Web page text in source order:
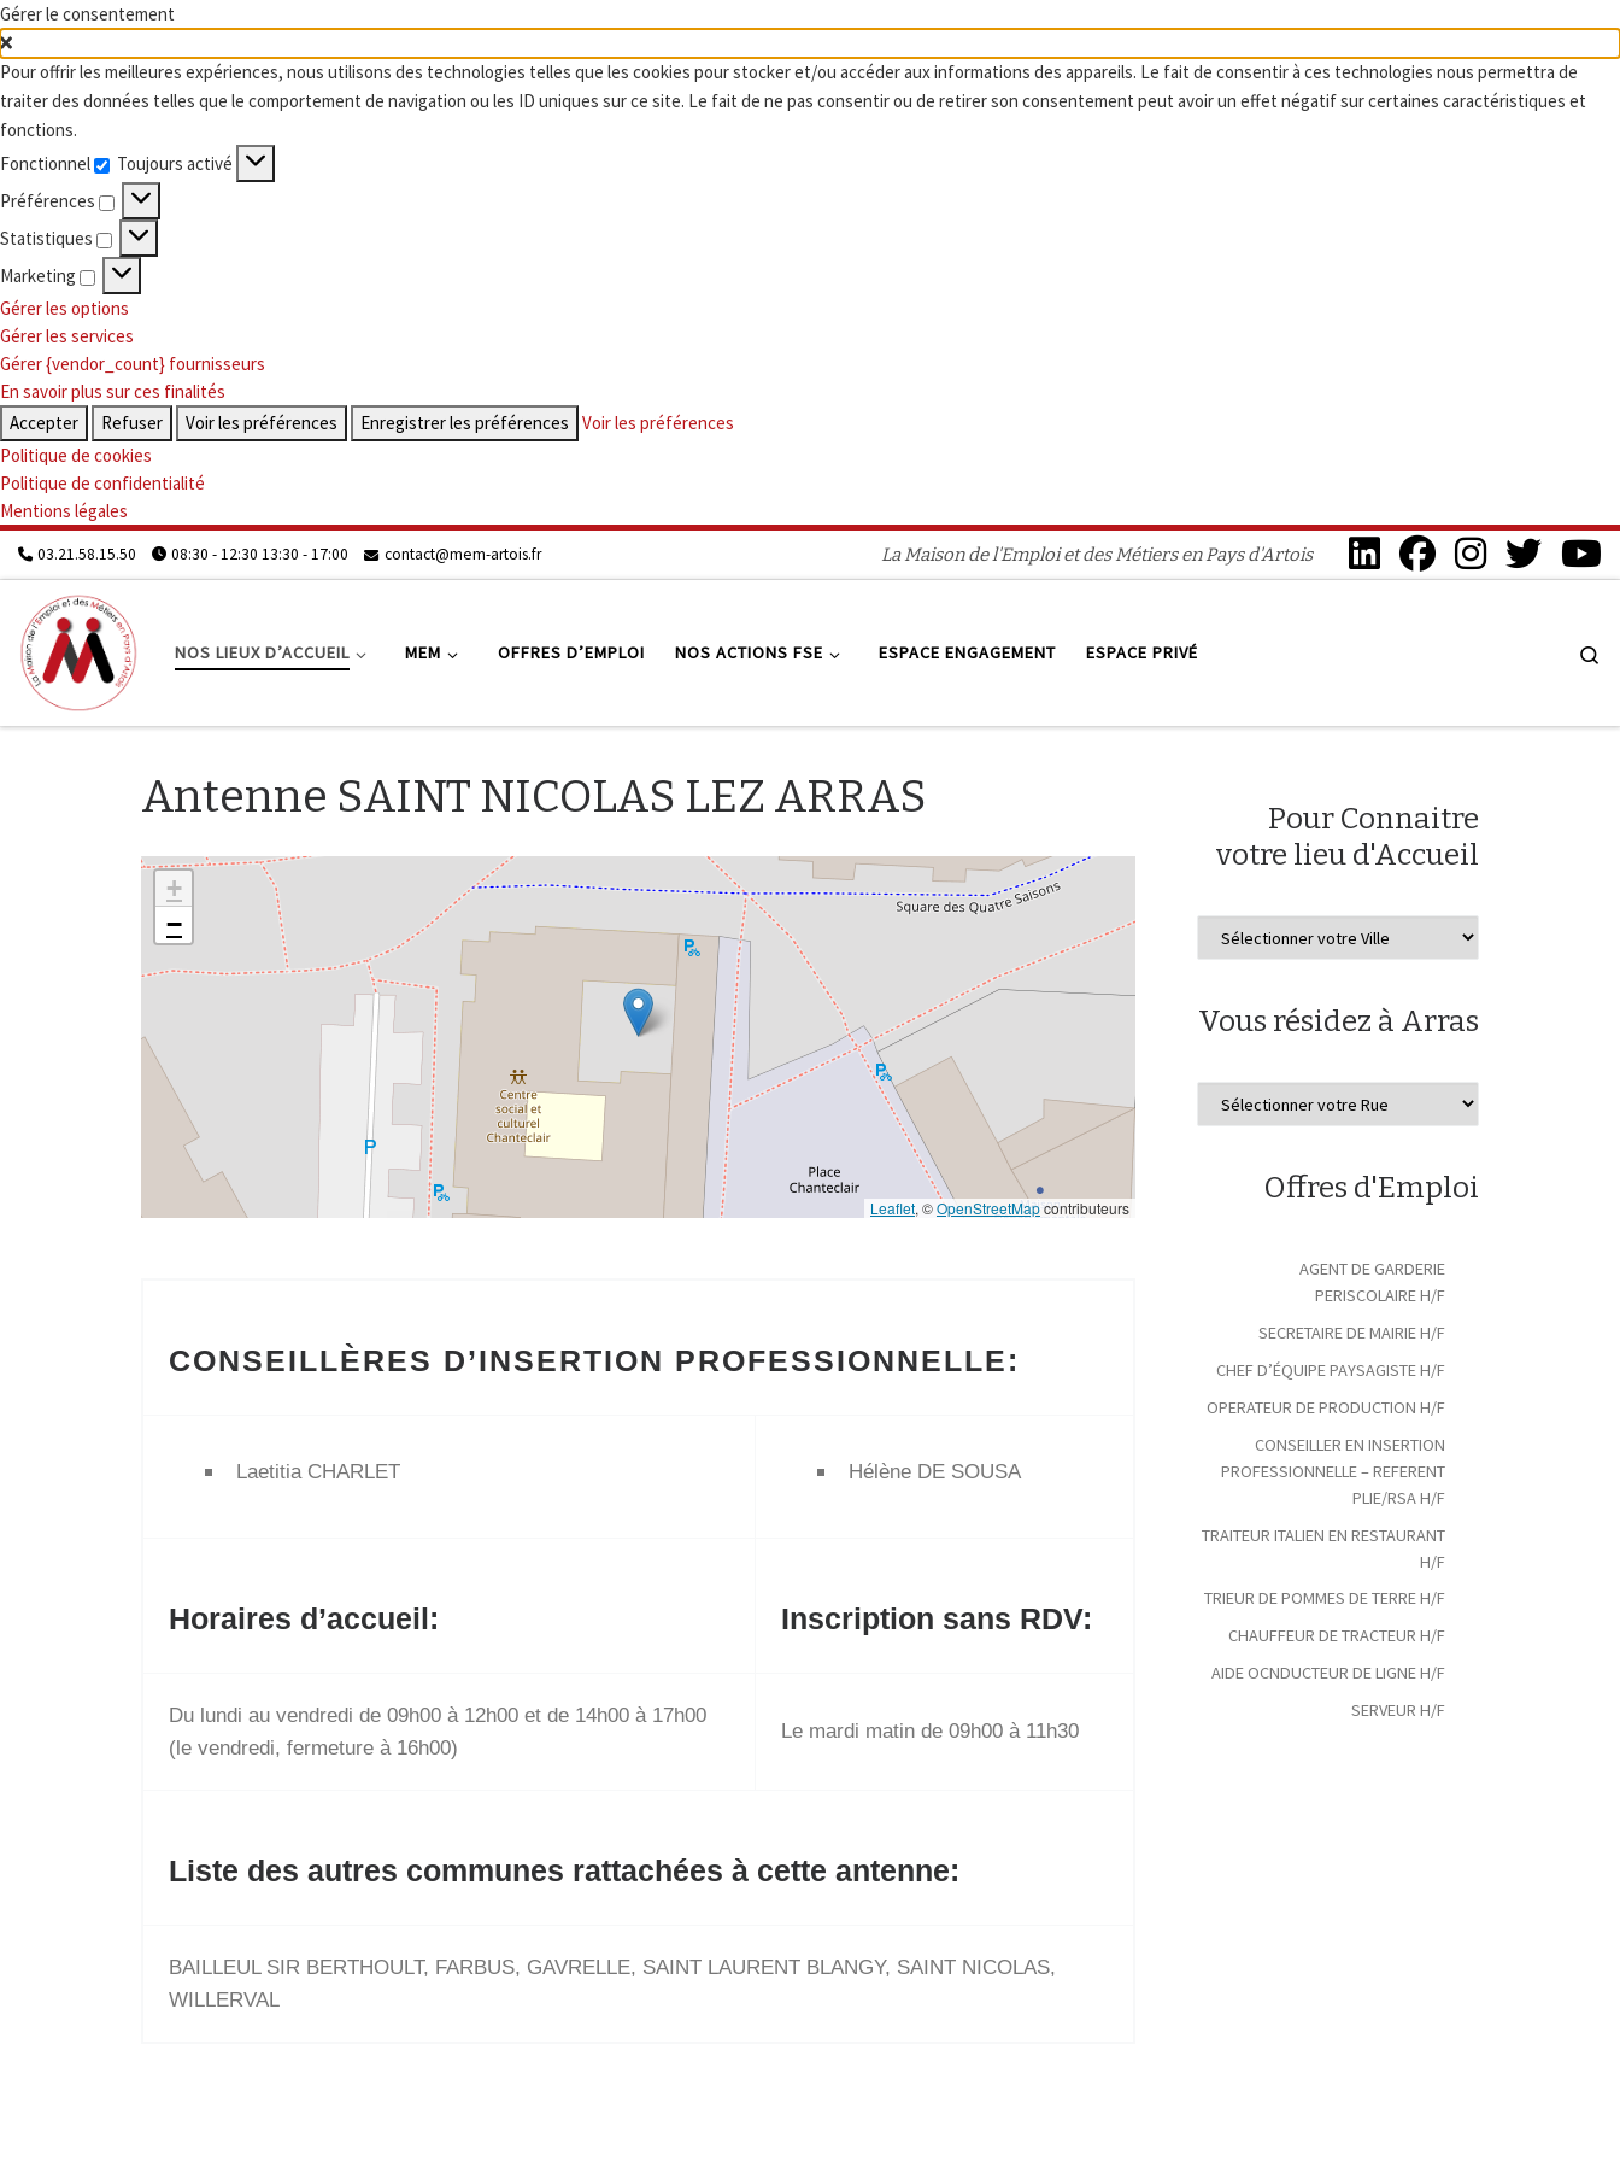
Gérer le consentement
Pour offrir les meilleures expériences, nous utilisons des technologies telles que les cookies pour stocker et/ou accéder aux informations des appareils. Le fait de consentir à ces technologies nous permettra de
traiter des données telles que le comportement de navigation ou les ID uniques sur ce site. Le fait de ne pas consentir ou de retirer son consentement peut avoir un effet négatif sur certaines caractéristiques et
fonctions.
Fonctionnel
Fonctionnel
Toujours activé
Préférences
Préférences
Statistiques
Statistiques
Marketing
Marketing
Gérer les options
Gérer les services
Gérer {vendor_count} fournisseurs
En savoir plus sur ces finalités
Accepter
Refuser Voir les préférences Enregistrer les préférences
Voir les préférences
Politique de cookies
Politique de confidentialité
Mentions légales
Skip to content
03.21.58.15.50 08:30 - 12:30 13:30 - 17:00 contact@mem-artois.fr La Maison de l'Emploi et des Métiers en Pays d'Artois
NOS LIEUX D’ACCUEIL MEM OFFRES D’EMPLOI NOS ACTIONS FSE ESPACE ENGAGEMENT ESPACE PRIVÉ
Antenne SAINT NICOLAS LEZ ARRAS
+
−
Leaflet, ©OpenStreetMapcontributeurs
CONSEILLÈRES D’INSERTION PROFESSIONNELLE:
Laetitia CHARLET Hélène DE SOUSA
Horaires d’accueil: Inscription sans RDV:
Du lundi au vendredi de 09h00 à 12h00 et de 14h00 à 17h00
(le vendredi, fermeture à 16h00)
Le mardi matin de 09h00 à 11h30
Liste des autres communes rattachées à cette antenne:
BAILLEUL SIR BERTHOULT, FARBUS, GAVRELLE, SAINT LAURENT BLANGY, SAINT NICOLAS,
WILLERVAL
Pour Connaitre
votre lieu d'Accueil
Vous résidez à Arras
Offres d'Emploi
AGENT DE GARDERIE
PERISCOLAIRE H/F
SECRETAIRE DE MAIRIE H/F
CHEF D’ÉQUIPE PAYSAGISTE H/F
OPERATEUR DE PRODUCTION H/F
CONSEILLER EN INSERTION
PROFESSIONNELLE – REFERENT
PLIE/RSA H/F
TRAITEUR ITALIEN EN RESTAURANT
H/F
TRIEUR DE POMMES DE TERRE H/F
CHAUFFEUR DE TRACTEUR H/F
AIDE OCNDUCTEUR DE LIGNE H/F
SERVEUR H/F